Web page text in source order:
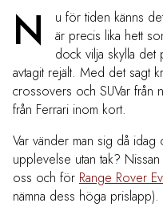
N
u för tiden känns
är precis lika hett
dock vilja skylla det
avtagit rejält. Med det sagt
crossovers och SUVar från
från Ferrari inom kort.
Var vänder man sig då
upplevelse utan tak?
oss och för Range Rover
nämna dess höga prislapp).